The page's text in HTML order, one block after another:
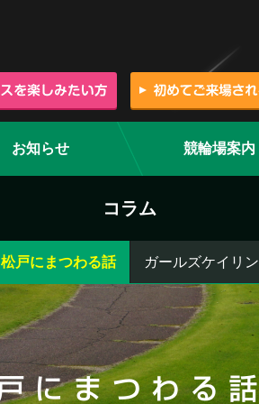
お知らせ 競輪場案内
コラム
松戸にまつわる話 ガールズケイリン